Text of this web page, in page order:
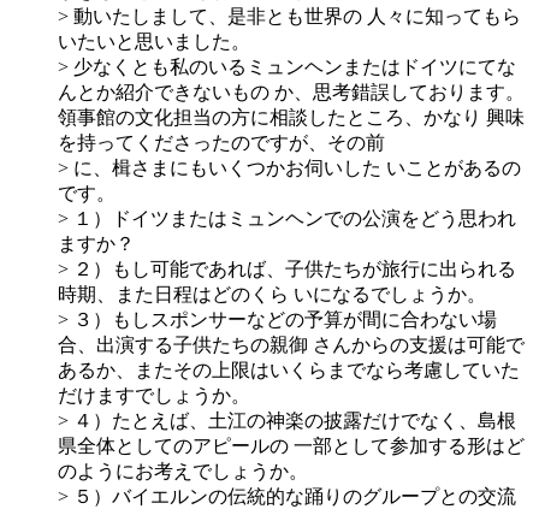
> 動いたしまして、是非とも世界の 人々に知ってもら
いたいと思いました。
> 少なくとも私のいるミュンヘンまたはドイツにてな
んとか紹介できないもの か、思考錯誤しております。
領事館の文化担当の方に相談したところ、かなり 興味
を持ってくださったのですが、その前
> に、楫さまにもいくつかお伺いした いことがあるの
です。
> １）ドイツまたはミュンヘンでの公演をどう思われ
ますか？
> ２）もし可能であれば、子供たちが旅行に出られる
時期、また日程はどのくら いになるでしょうか。
> ３）もしスポンサーなどの予算が間に合わない場
合、出演する子供たちの親御 さんからの支援は可能で
あるか、またその上限はいくらまでなら考慮していた
だけますでしょうか。
> ４）たとえば、土江の神楽の披露だけでなく、島根
県全体としてのアピールの 一部として参加する形はど
のようにお考えでしょうか。
> ５）バイエルンの伝統的な踊りのグループとの交流